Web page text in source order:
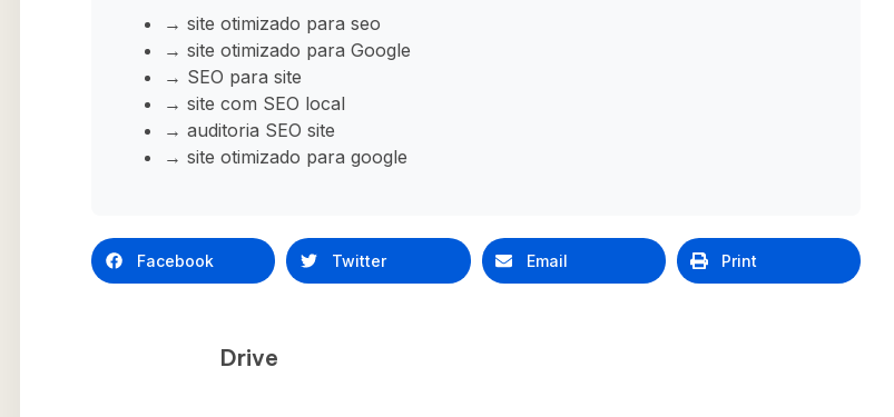
→ site otimizado para seo
→ site otimizado para Google
→ SEO para site
→ site com SEO local
→ auditoria SEO site
→ site otimizado para google
Facebook Twitter Email Print
Drive